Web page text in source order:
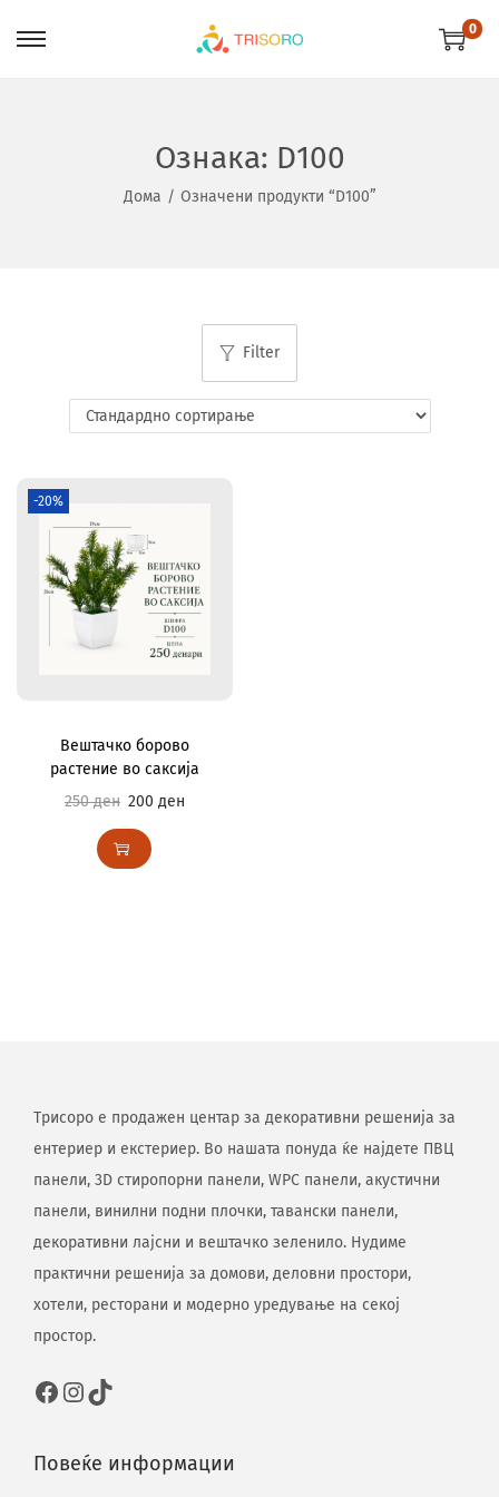
0
Ознака: D100
Дома / Означени продукти “D100”
Filter
-20%
Вештачко борово
растение во саксија
250ден 200 ден
Трисоро е продажен центар за декоративни решенија за
ентериер и екстериер. Во нашата понуда ќе најдете ПВЦ
панели, 3D стиропорни панели, WPC панели, акустични
панели, винилни подни плочки, тавански панели,
декоративни лајсни и вештачко зеленило. Нудиме
практични решенија за домови, деловни простори,
хотели, ресторани и модерно уредување на секој
простор.
Повеќе информации